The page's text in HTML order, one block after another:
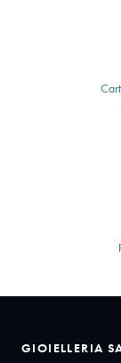
GIOIELLERIA